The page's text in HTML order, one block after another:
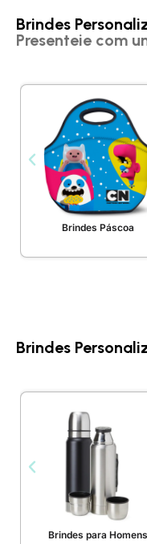
Brindes
Presenteie com
Brindes Páscoa
Brindes
Brindes para Homens